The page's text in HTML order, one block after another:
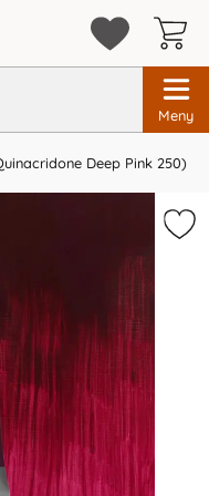
Meny
Deep Pink 250)
-31%